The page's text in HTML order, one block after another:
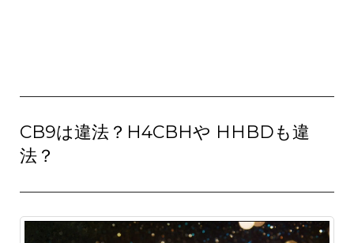
CB9は違法？H4CBHや HHBDも違
法？